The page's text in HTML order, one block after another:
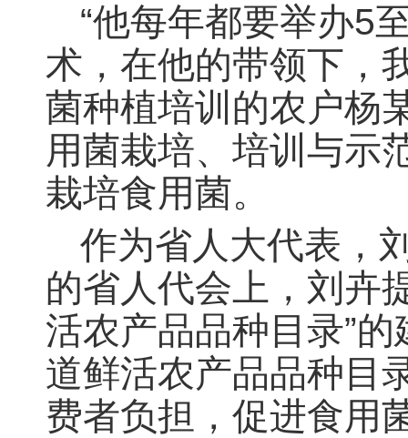
“他每年都要举办5
术，在他的带领下，
菌种植培训的农户杨
用菌栽培、培训与示
栽培食用菌。
作为省人大代表，
的省人代会上，刘卉
活农产品品种目录”
道鲜活农产品品种目
费者负担，促进食用